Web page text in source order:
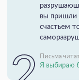
вы
счастьем
Письма
Я выбираю